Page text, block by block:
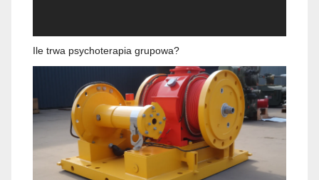
Ile trwa psychoterapia grupowa?